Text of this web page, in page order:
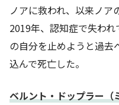
ノアに救われ、以来ノア
2019年、認知症で失わ
の自分を止めようと過去
込んで死亡した。
ベルント・ドップラー（